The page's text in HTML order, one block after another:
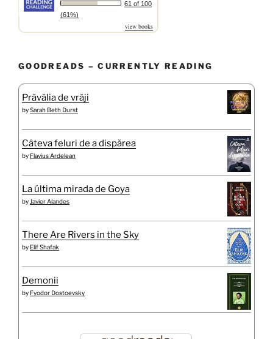
61 of 100
(61%)
view books
GOODREADS – CURRENTLY READING
Prăvălia de vrăji
bySarah Beth Durst
Câteva feluri de a dispărea
by Flavius Ardelean
La última mirada de Goya
by Javier Alandes
There Are Rivers in the Sky
by Elif Shafak
Demonii
by Fyodor Dostoevsky